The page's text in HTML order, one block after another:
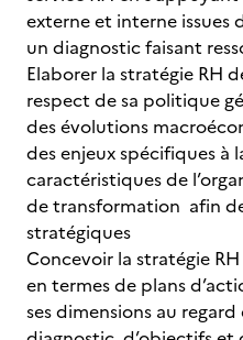
externe et interne issues
un diagnostic faisant
Elaborer la stratégie RH
respect de sa politique
des évolutions
des enjeux spécifiques à
caractéristiques de
de transformation afin
stratégiques
Concevoir la stratégie
en termes de plans
ses dimensions au